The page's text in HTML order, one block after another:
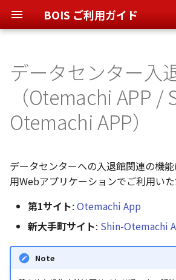
BOIS ご利用ガイド
を
期
Otemachi App
Shin-Otemachi App
ユーザー管理
通知先管理
アプリケーションへのアクセ
ス方法
方法1: BOISホーム画面か
方法2: アプリケーションラ
ンチャーから移動する
方法3: 直接URLからアクセ
スする
アプリケーションのHome画
監視運用オプション 自
データセンター入
（Otemachi APP /
Otemachi APP）
データセンターへの入退館関連の機
用Webアプリケーションでご利用いた
第1サイト: Otemachi App
新大手町サイト: Shin-Otemachi
Note